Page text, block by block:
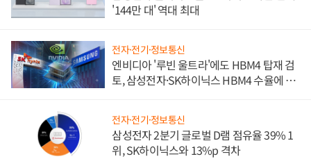
'144만 대' 역대 최대
전자·전기·정보통신
엔비디아 '루빈 울트라'에도 HBM4 탑재 검
토, 삼성전자·SK하이닉스 HBM4 수율에 주
전자·전기·정보통신
삼성전자 2분기 글로벌 D램 점유율 39% 1
위, SK하이닉스와 13%p 격차